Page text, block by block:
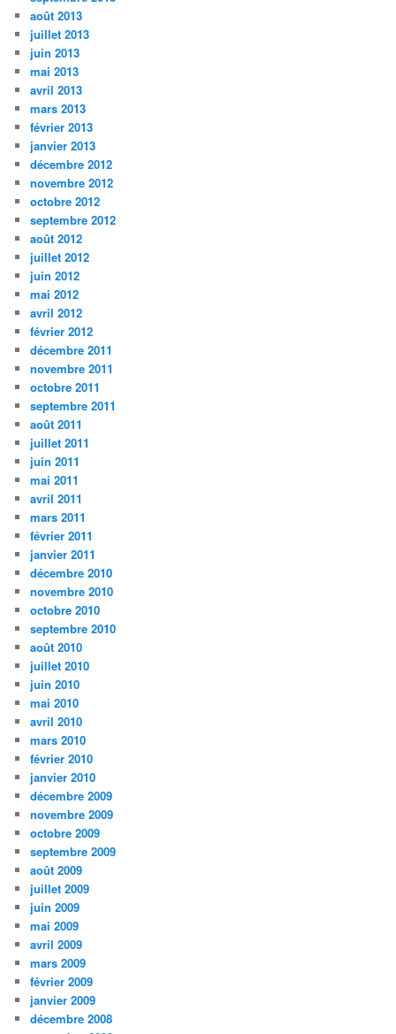
août 2013
juillet 2013
juin 2013
mai 2013
avril 2013
mars 2013
février 2013
janvier 2013
décembre 2012
novembre 2012
octobre 2012
septembre 2012
août 2012
juillet 2012
juin 2012
mai 2012
avril 2012
février 2012
décembre 2011
novembre 2011
octobre 2011
septembre 2011
août 2011
juillet 2011
juin 2011
mai 2011
avril 2011
mars 2011
février 2011
janvier 2011
décembre 2010
novembre 2010
octobre 2010
septembre 2010
août 2010
juillet 2010
juin 2010
mai 2010
avril 2010
mars 2010
février 2010
janvier 2010
décembre 2009
novembre 2009
octobre 2009
septembre 2009
août 2009
juillet 2009
juin 2009
mai 2009
avril 2009
mars 2009
février 2009
janvier 2009
décembre 2008